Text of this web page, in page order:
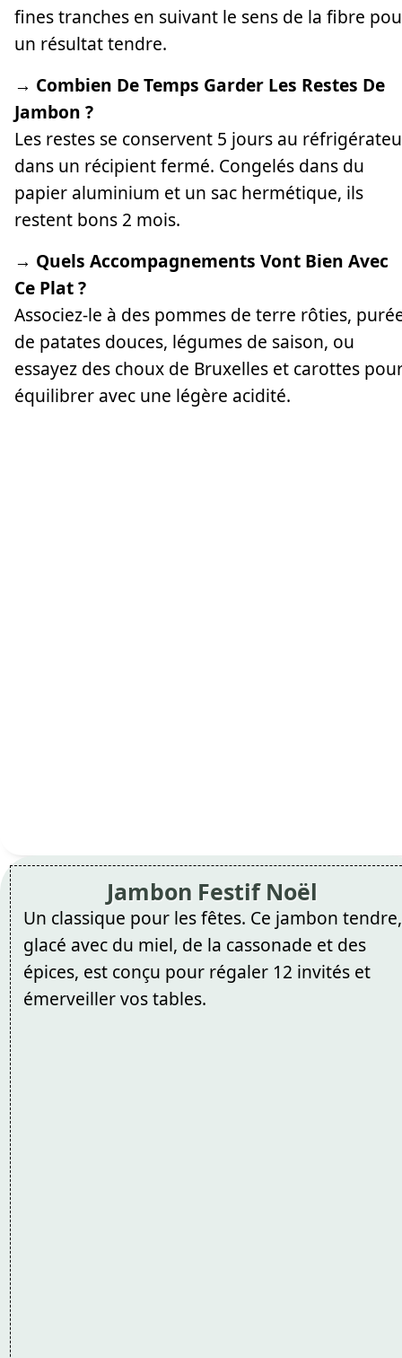
fines tranches en suivant le sens de la fibre
un résultat tendre.
→ Combien De Temps Garder Les Restes De
Jambon ?
Les restes se conservent 5 jours au
dans un récipient fermé. Congelés dans du
papier aluminium et un sac hermétique, ils
restent bons 2 mois.
→ Quels Accompagnements Vont Bien Avec
Ce Plat ?
Associez-le à des pommes de terre rôties,
de patates douces, légumes de saison, ou
essayez des choux de Bruxelles et carottes
équilibrer avec une légère acidité.
Jambon Festif Noël
Un classique pour les fêtes. Ce jambon tendre,
glacé avec du miel, de la cassonade et des
épices, est conçu pour régaler 12 invités et
émerveiller vos tables.